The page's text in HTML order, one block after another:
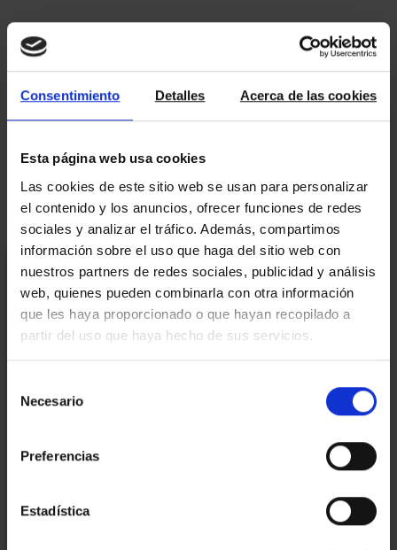
Consentimiento Detalles Acerca de las cookies
Esta página web usa cookies
Las cookies de este sitio web se usan para personalizar
el contenido y los anuncios, ofrecer funciones de redes
sociales y analizar el tráfico. Además, compartimos
información sobre el uso que haga del sitio web con
nuestros partners de redes sociales, publicidad y análisis
web, quienes pueden combinarla con otra información
que les haya proporcionado o que hayan recopilado a
partir del uso que haya hecho de sus servicios.
Necesario
Preferencias
Estadística
← →
Categories
Altres
Empresas
espais exteriors durant l’estiu